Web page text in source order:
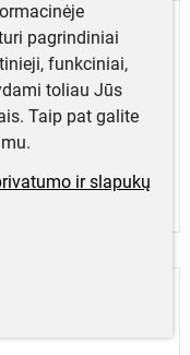
Lietuvos
vasaro 9 d.
į klausimą: ar Jūs
pagrindiniai
funkciniai,
toliau Jūs
Taip pat galite
ir slapukų